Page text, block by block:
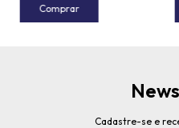
Comprar
Cadastre-se e